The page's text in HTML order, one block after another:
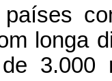
longa